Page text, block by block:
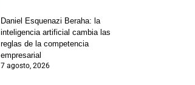
Daniel Esquenazi Beraha: la
inteligencia artificial cambia las
reglas de la competencia
empresarial
7 agosto, 2026